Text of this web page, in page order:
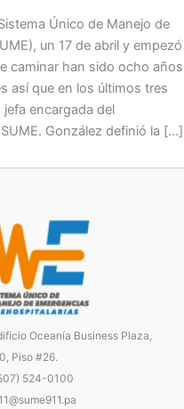
Único de Manejo de
un 17 de abril y empezó
caminar han sido ocho años
así que en los últimos tres
encargada del
González definió la […]
Oceanía Business Plaza,
Piso #26.
524-0100